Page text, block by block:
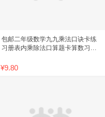
包邮二年级数学九九乘法口诀卡练
习册表内乘除法口算题卡算数习题
¥9.80